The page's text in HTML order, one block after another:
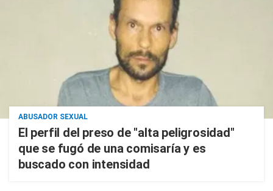
ABUSADOR SEXUAL
El perfil del preso de "alta peligrosidad"
que se fugó de una comisaría y es
buscado con intensidad